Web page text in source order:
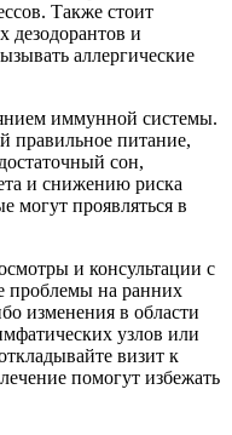
Также стоит
дезодорантов и
аллергические
иммунной системы.
правильное питание,
сон,
и снижению риска
могут проявляться в
и консультации с
проблемы на ранних
изменения в области
узлов или
визит к
помогут избежать